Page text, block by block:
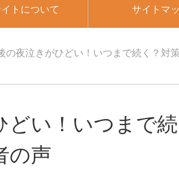
トについて サイトマ
の夜泣きがひどい！いつまで続く？対
どい！いつまで
の声